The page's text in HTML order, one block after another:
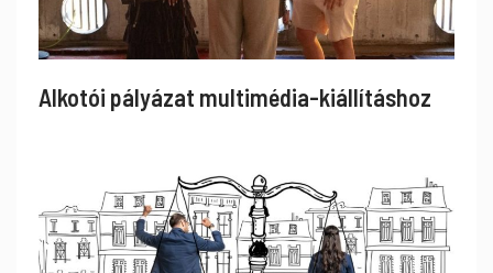
Alkotói pályázat multimédia-kiállításhoz